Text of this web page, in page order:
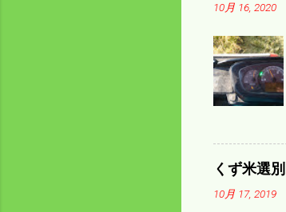
10月 16, 2020
くず米選別
10月 17, 2019